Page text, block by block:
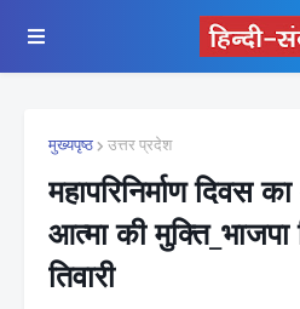
मुख्यपृष्ठ उत्तर प्रदेश
महापरिनिर्माण दिवस
आत्मा की
तिवारी